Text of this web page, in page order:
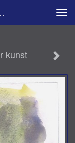
Is Maar Kunst
kunst